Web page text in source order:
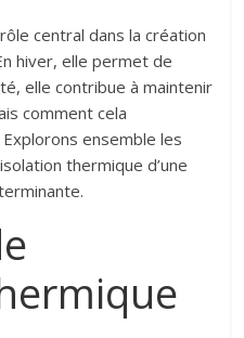
central dans la création
hiver, elle permet de
elle contribue à maintenir
comment cela
ensemble les
thermique d’une